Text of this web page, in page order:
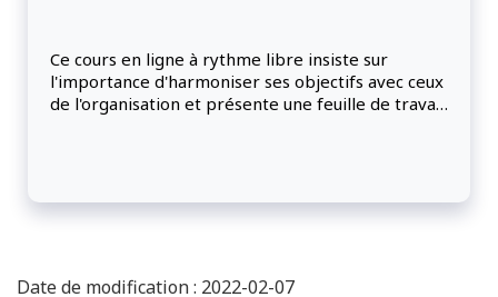
Ce cours en ligne à rythme libre insiste sur
l'importance d'harmoniser ses objectifs avec ceux
de l'organisation et présente une feuille de travail
temps.
Date de modification : 2022-02-07